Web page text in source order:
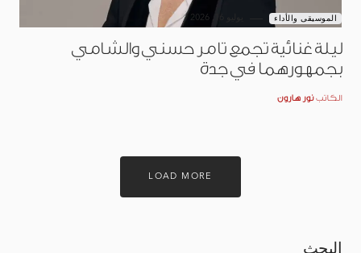
الموسيقى والأداء
ليلة غنائية تجمع تامر حسني والشامي
بجمهورهما في جدة
الكاتب نور هارون
LOAD MORE
البحث